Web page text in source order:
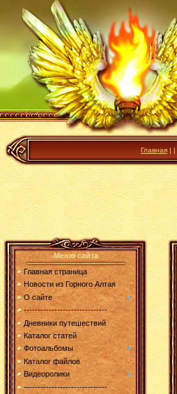
Главная | |
Меню сайта
Главная страница
Новости из Горного Алтая
О сайте
------------------------------
Дневники путешествий
Каталог статей
Фотоальбомы
Каталог файлов
Видеоролики
------------------------------